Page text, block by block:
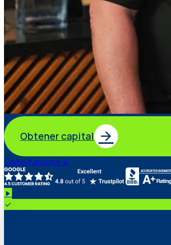
Obtener capital
Cómo funciona